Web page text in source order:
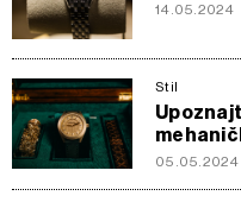
14.05.2024
Stil
05.05.2024